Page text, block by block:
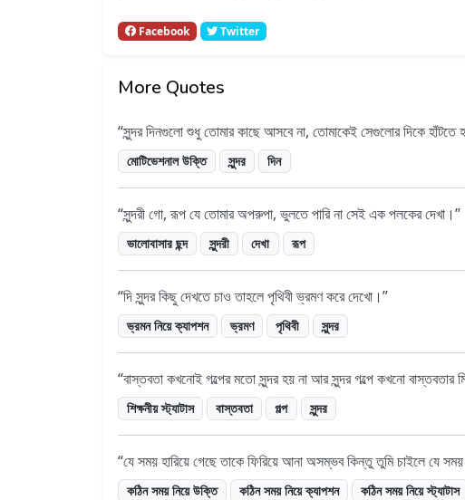
Facebook Twitter
More Quotes
সুন্দর দিনগুলো শুধু তোমার কাছে আসবে না, তোমাকেই সেগুলোর দিকে হাঁটতে
মোটিভেশনাল উক্তি সুন্দর দিন
সুন্দরী গো, রূপ যে তোমার অপরুপা, ভুলতে পারি না সেই এক পলকের দেখা।
ভালোবাসার ছন্দ সুন্দরী দেখা রূপ
দি সুন্দর কিছু দেখতে চাও তাহলে পৃথিবী ভ্রমণ করে দেখো।
ভ্রমন নিয়ে ক্যাপশন ভ্রমণ পৃথিবী সুন্দর
বাস্তবতা কখনোই গল্পের মতো সুন্দর হয় না আর সুন্দর গল্পে কখনো বাস্তবতার
শিক্ষনীয় স্ট্যাটাস বাস্তবতা গল্প সুন্দর
যে সময় হারিয়ে গেছে তাকে ফিরিয়ে আনা অসম্ভব কিন্তু তুমি চাইলে যে
কঠিন সময় নিয়ে উক্তি কঠিন সময় নিয়ে ক্যাপশন কঠিন সময় নিয়ে স্ট্যাটাস